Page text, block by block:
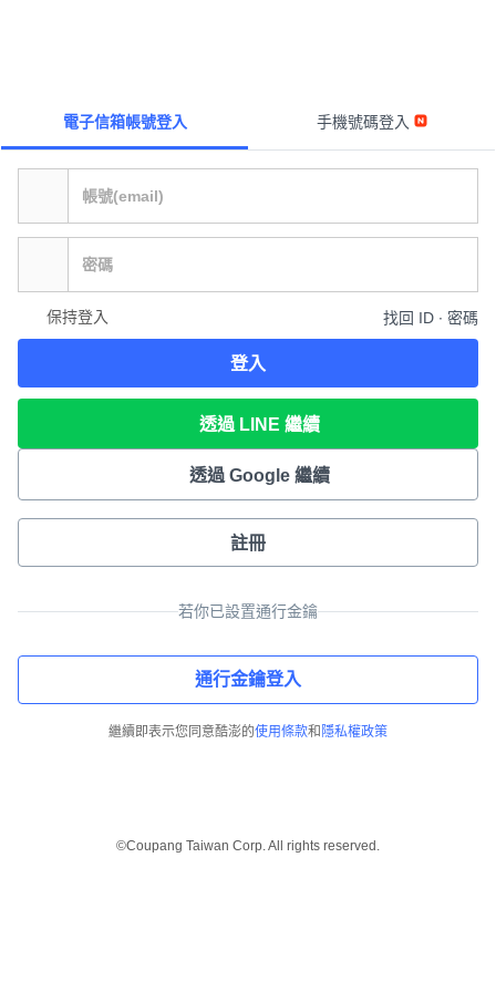
電子信箱帳號登入 手機號碼登入
保持登入 找回 ID ∙ 密碼
登入
透過 LINE 繼續
透過 Google 繼續
註冊
若你已設置通行金鑰
通行金鑰登入
繼續即表示您同意酷澎的使用條款和 隱私權政策
©Coupang Taiwan Corp. All rights reserved.